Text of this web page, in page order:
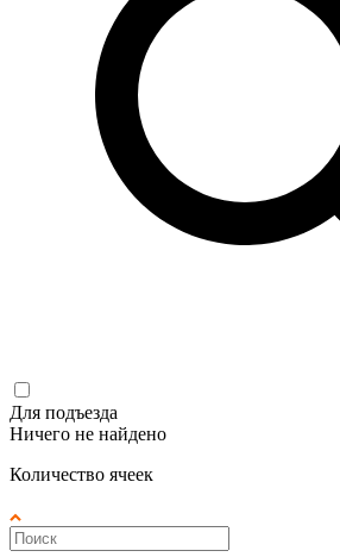
Для подъезда
Ничего не найдено
Количество ячеек